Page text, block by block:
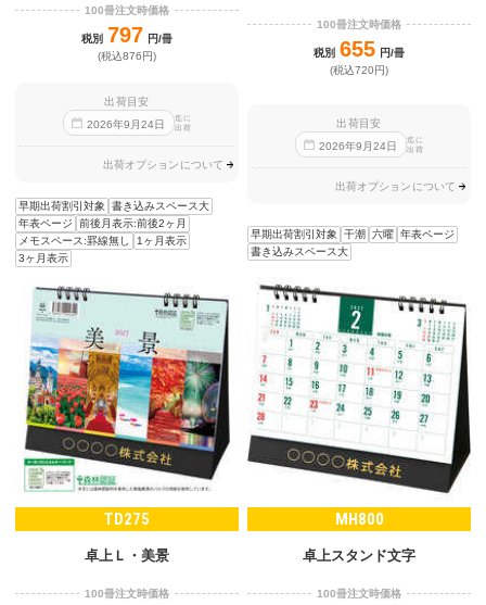
100冊注文時価格
税別 797 円/冊
(税込876円)
出荷目安
2026年9 月24日
迄に
出荷
出荷オプションについて
早期出荷割引対象
書き込みスペース大
年表ページ
前後月表示:前後2ヶ月
メモスペース:罫線無し
1ヶ月表示
3ヶ月表示
100冊注文時価格
税別 655 円/冊
(税込720円)
出荷目安
2026年9 月24日
迄に
出荷
出荷オプションについて
早期出荷割引対象 干潮 六曜 年表ページ
書き込みスペース大
TD275
卓上Ｌ・美景
100冊注文時価格
MH800
卓上スタンド文字
100冊注文時価格